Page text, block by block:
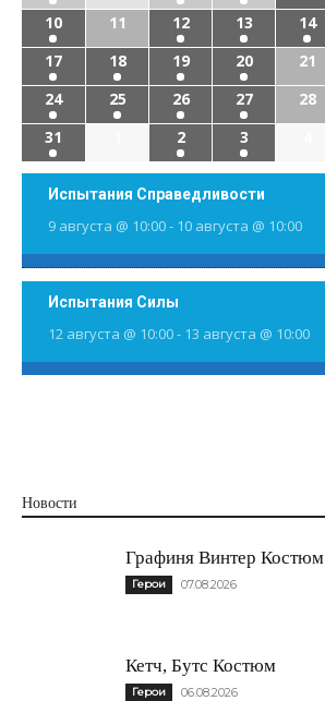
10
11 12 13 14
17
18 19 20 21
24
25 26 27 28
31
2 3
Испытания Справедливости
9 августа @ 10:00- 10 августа @ 10:00
Испытания Силы
12 августа @ 10:00- 13 августа @ 10:00
Новости
Графиня Винтер Костюм
Герои 07.08.2026
Кетч, Бутс Костюм
Герои 06.08.2026